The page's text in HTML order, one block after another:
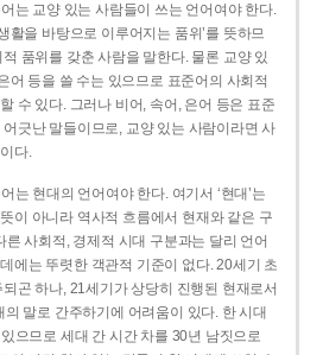
는 교양 있는 사람들이 쓰는 언어여야 한다.
활을 바탕으로 이루어지는 품위’를 뜻하므
품위를 갖춘 사람을 말한다. 물론 교양 있
어 등을 쓸 수는 있으므로 표준어의 사회적
수 있다. 그러나 비어, 속어, 은어 등은 표준
긋난 말들이므로, 교양 있는 사람이라면 사
다.
는 현대의 언어여야 한다. 여기서 ‘현대’는
이 아니라 역사적 흐름에서 현재와 같은 구
른 사회적, 경제적 시대 구분과는 달리 언어
에는 뚜렷한 객관적 기준이 없다. 20세기 초
곤 하나, 21세기가 상당히 진행된 현재로서
말로 간주하기에 어려움이 있다. 한 시대
으므로 세대 간 시간 차를 30년 남짓으로